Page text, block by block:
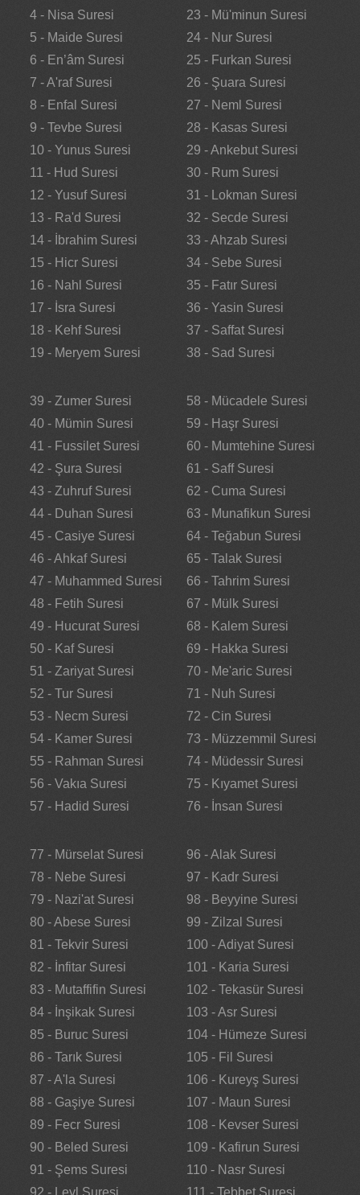
4 - Nisa Suresi
5 - Maide Suresi
6 - En’âm Suresi
7 - A'raf Suresi
8 - Enfal Suresi
9 - Tevbe Suresi
10 - Yunus Suresi
11 - Hud Suresi
12 - Yusuf Suresi
13 - Ra'd Suresi
14 - İbrahim Suresi
15 - Hicr Suresi
16 - Nahl Suresi
17 - İsra Suresi
18 - Kehf Suresi
19 - Meryem Suresi
23 - Mü'minun Suresi
24 - Nur Suresi
25 - Furkan Suresi
26 - Şuara Suresi
27 - Neml Suresi
28 - Kasas Suresi
29 - Ankebut Suresi
30 - Rum Suresi
31 - Lokman Suresi
32 - Secde Suresi
33 - Ahzab Suresi
34 - Sebe Suresi
35 - Fatır Suresi
36 - Yasin Suresi
37 - Saffat Suresi
38 - Sad Suresi
39 - Zumer Suresi
40 - Mümin Suresi
41 - Fussilet Suresi
42 - Şura Suresi
43 - Zuhruf Suresi
44 - Duhan Suresi
45 - Casiye Suresi
46 - Ahkaf Suresi
47 - Muhammed Suresi
48 - Fetih Suresi
49 - Hucurat Suresi
50 - Kaf Suresi
51 - Zariyat Suresi
52 - Tur Suresi
53 - Necm Suresi
54 - Kamer Suresi
55 - Rahman Suresi
56 - Vakıa Suresi
57 - Hadid Suresi
58 - Mücadele Suresi
59 - Haşr Suresi
60 - Mumtehine Suresi
61 - Saff Suresi
62 - Cuma Suresi
63 - Munafikun Suresi
64 - Teğabun Suresi
65 - Talak Suresi
66 - Tahrim Suresi
67 - Mülk Suresi
68 - Kalem Suresi
69 - Hakka Suresi
70 - Me'aric Suresi
71 - Nuh Suresi
72 - Cin Suresi
73 - Müzzemmil Suresi
74 - Müdessir Suresi
75 - Kıyamet Suresi
76 - İnsan Suresi
77 - Mürselat Suresi
78 - Nebe Suresi
79 - Nazi'at Suresi
80 - Abese Suresi
81 - Tekvir Suresi
82 - İnfitar Suresi
83 - Mutaffifin Suresi
84 - İnşikak Suresi
85 - Buruc Suresi
86 - Tarık Suresi
87 - A'la Suresi
88 - Gaşiye Suresi
89 - Fecr Suresi
90 - Beled Suresi
91 - Şems Suresi
92 - Leyl Suresi
96 - Alak Suresi
97 - Kadr Suresi
98 - Beyyine Suresi
99 - Zilzal Suresi
100 - Adiyat Suresi
101 - Karia Suresi
102 - Tekasür Suresi
103 - Asr Suresi
104 - Hümeze Suresi
105 - Fil Suresi
106 - Kureyş Suresi
107 - Maun Suresi
108 - Kevser Suresi
109 - Kafirun Suresi
110 - Nasr Suresi
111 - Tebbet Suresi